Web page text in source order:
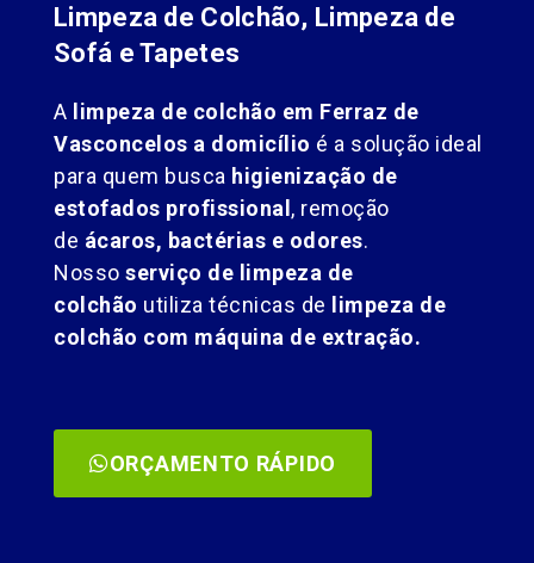
Limpeza de Colchão, Limpeza de
Sofá e Tapetes
A limpeza de colchão em Ferraz de
Vasconcelos a domicílio é a solução ideal
para quem busca higienização de
estofados profissional, remoção
de ácaros, bactérias e odores.
Nosso serviço de limpeza de
colchão utiliza técnicas de limpeza de
colchão com máquina de extração.
ORÇAMENTO RÁPIDO